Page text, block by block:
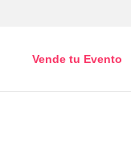
Vende tu Evento